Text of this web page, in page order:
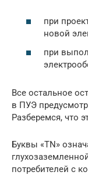
при
новой
при
Все остальное
в ПУЭ
Разберемся, что
Буквы «TN»
потребителей с